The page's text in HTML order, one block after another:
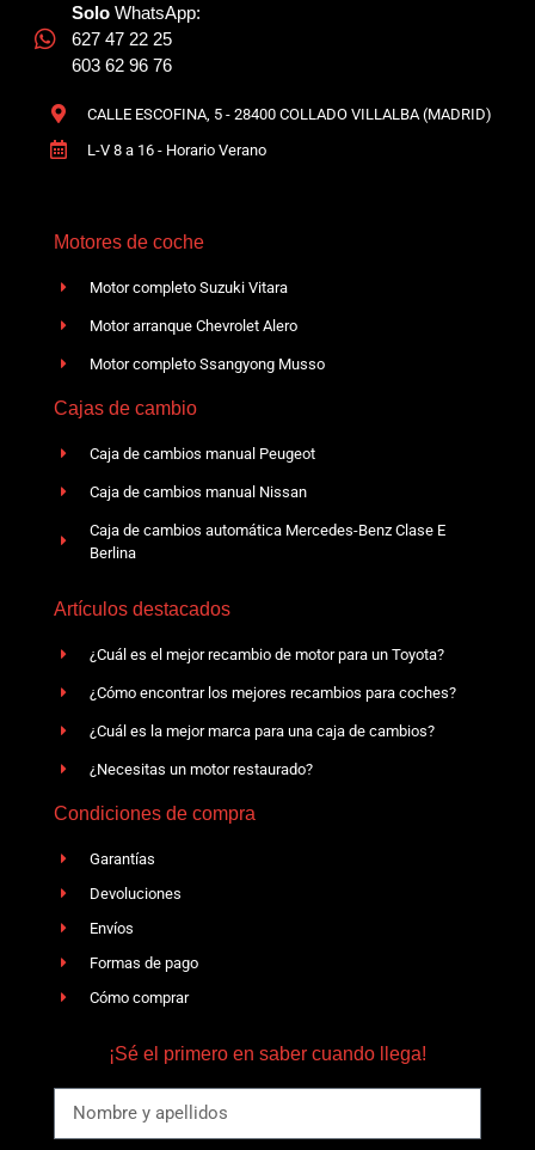
Solo WhatsApp:
627 47 22 25
603 62 96 76
CALLE ESCOFINA, 5 - 28400 COLLADO VILLALBA (MADRID)
L-V 8 a 16 - Horario Verano
Motores de coche
Motor completo Suzuki Vitara
Motor arranque Chevrolet Alero
Motor completo Ssangyong Musso
Cajas de cambio
Caja de cambios manual Peugeot
Caja de cambios manual Nissan
Caja de cambios automática Mercedes-Benz Clase E
Berlina
Artículos destacados
¿Cuál es el mejor recambio de motor para un Toyota?
¿Cómo encontrar los mejores recambios para coches?
¿Cuál es la mejor marca para una caja de cambios?
¿Necesitas un motor restaurado?
Condiciones de compra
Garantías
Devoluciones
Envíos
Formas de pago
Cómo comprar
¡Sé el primero en saber cuando llega!